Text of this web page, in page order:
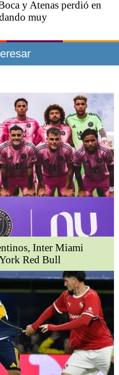
y Atenas perdió en
muy
Inter Miami
Red Bull